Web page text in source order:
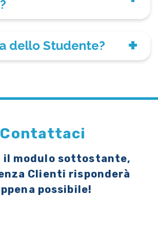
dello Studente?
Contattaci
il modulo sottostante,
Clienti risponderà
possibile!